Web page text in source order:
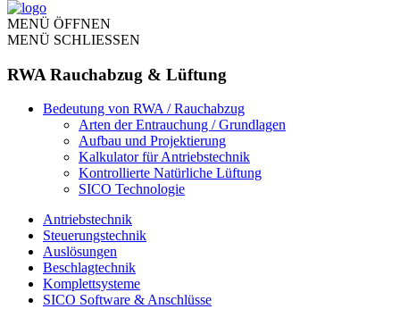
MENÜ ÖFFNEN
MENÜ SCHLIESSEN
RWA Rauchabzug & Lüftung
Bedeutung von RWA / Rauchabzug
Arten der Entrauchung / Grundlagen
Aufbau und Projektierung
Kalkulator für Antriebstechnik
Kontrollierte Natürliche Lüftung
SICO Technologie
Antriebstechnik
Steuerungstechnik
Auslösungen
Beschlagtechnik
Komplettsysteme
SICO Software & Anschlüsse